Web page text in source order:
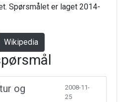
Spørsmålet er laget 2014-
Wikipedia
og
2008-11-
25